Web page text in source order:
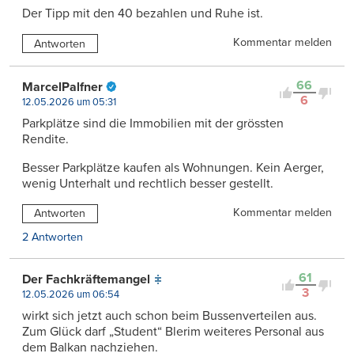
Der Tipp mit den 40 bezahlen und Ruhe ist.
Antworten Kommentar melden
66
6
MarcelPalfner
12.05.2026 um 05:31
Parkplätze sind die Immobilien mit der grössten
Rendite.
Besser Parkplätze kaufen als Wohnungen. Kein Aerger,
wenig Unterhalt und rechtlich besser gestellt.
Antworten
Kommentar melden
2 Antworten
61
3
Der Fachkräftemangel
12.05.2026 um 06:54
wirkt sich jetzt auch schon beim Bussenverteilen aus.
Zum Glück darf „Student“ Blerim weiteres Personal aus
dem Balkan nachziehen.